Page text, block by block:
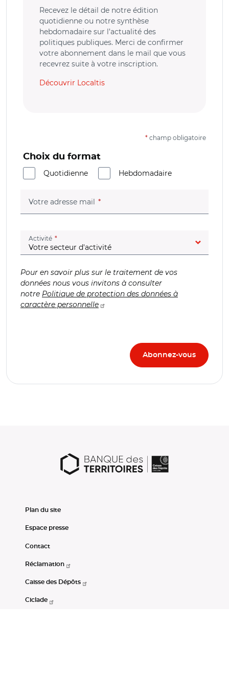
Recevez le détail de notre édition
quotidienne ou notre synthèse
hebdomadaire sur l’actualité des
politiques publiques. Merci de confirmer
votre abonnement dans le mail que vous
recevrez suite à votre inscription.
Découvrir Localtis
* champ obligatoire
Choix du format
Quotidienne
Hebdomadaire
Votre adresse mail (champ obligatoire)
Activité (champ obligatoire)
Pour en savoir plus sur le traitement de vos
données nous vous invitons à consulter
notre Politique de protection des données à
caractère personnelle
Plan du site
Espace presse
Contact
Réclamation
Caisse des Dépôts
Ciclade